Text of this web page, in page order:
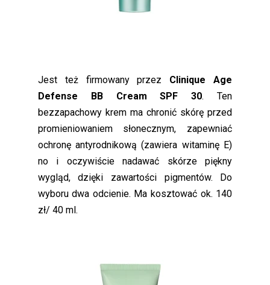
Jest też firmowany przez Clinique Age
Defense BB Cream SPF 30. Ten
bezzapachowy krem ma chronić skórę przed
promieniowaniem słonecznym, zapewniać
ochronę antyrodnikową (zawiera witaminę E)
no i oczywiście nadawać skórze piękny
wygląd, dzięki zawartości pigmentów. Do
wyboru dwa odcienie. Ma kosztować ok. 140
zł/ 40 ml.